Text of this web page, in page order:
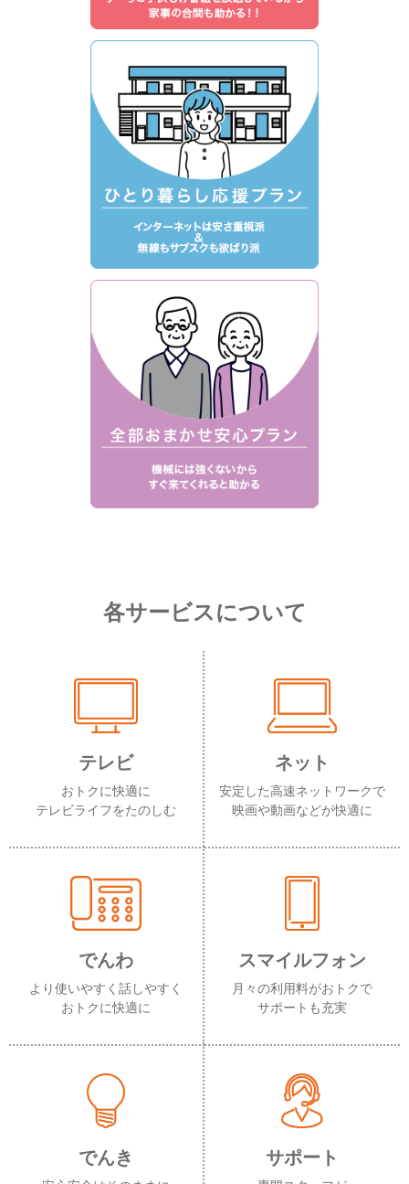
各サービスについて
テレビ
おトクに快適に
テレビライフをたのしむ
ネット
安定した高速ネットワークで
映画や動画などが快適に
でんわ
より使いやすく話しやすく
おトクに快適に
スマイルフォン
月々の利用料がおトクで
サポートも充実
でんき サポート